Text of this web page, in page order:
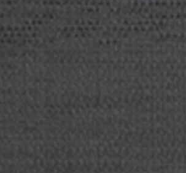
Image & Material Bank
Välj land